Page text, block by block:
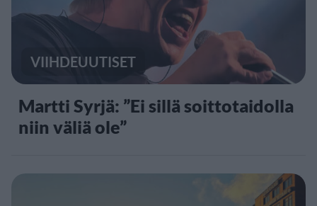
VIIHDEUUTISET
Martti Syrjä: ”Ei sillä soittotaidolla
niin väliä ole”